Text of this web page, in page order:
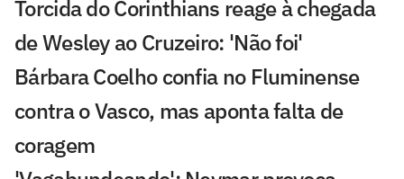
Torcida do Corinthians reage à chegada
de Wesley ao Cruzeiro: 'Não foi'
Bárbara Coelho confia no Fluminense
contra o Vasco, mas aponta falta de
coragem